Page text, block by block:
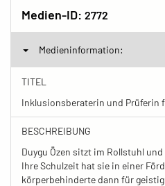
Medien-ID: 2772
Medieninformation:
TITEL
Inklusionsberaterin und Prüferin
BESCHREIBUNG
Duygu Özen sitzt im Rollstuhl
Ihre Schulzeit hat sie in einer
körperbehinderte dann für